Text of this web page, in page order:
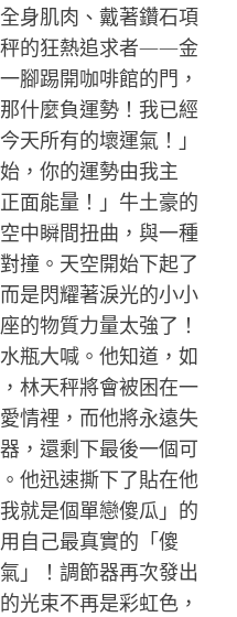
身肌肉、戴著鑽石項
秤的狂熱追求者——金
腳踢開咖啡館的門，
什麼負運勢！我已經
天所有的壞運氣！」
，你的運勢由我主
面能量！」牛土豪的
中瞬間扭曲，與一種
撞。天空開始下起了
是閃耀著淚光的小小
的物質力量太強了！
瓶大喊。他知道，如
林天秤將會被困在一
情裡，而他將永遠失
，還剩下最後一個可
他迅速撕下了貼在他
就是個單戀傻瓜」的
自己最真實的「傻
」！調節器再次發出
光束不再是彩虹色，